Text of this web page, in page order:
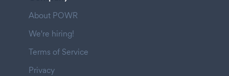
About POWR
We're hiring!
Terms of Service
Privacy